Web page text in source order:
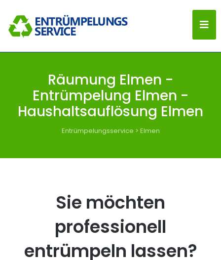
Räumung Elmen -
Entrümpelung Elmen -
Haushaltsauflösung Elmen
Entrümpelungsservice > Elmen
Sie möchten
professionell
entrümpeln lassen?